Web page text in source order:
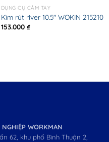
DỤNG CỤ CẦM TAY
Kìm rút river 10.5″ WOKIN 215210
153.000 ₫
WORKMAN
62, khu phố Bình Thuận 2,